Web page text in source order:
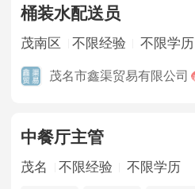
桶装水配送员
茂南区 不限经验 不限学历
茂名市鑫渠贸易有限公司
中餐厅主管
茂名 不限经验 不限学历